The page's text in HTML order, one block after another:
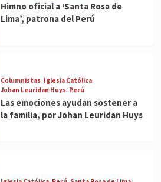
Himno oficial a ‘Santa Rosa de
Lima’, patrona del Perú
Columnistas Iglesia Católica
Johan Leuridan Huys Perú
Las emociones ayudan sostener a
la familia, por Johan Leuridan Huys